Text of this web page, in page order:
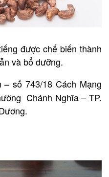
được chế biến thành
và bổ dưỡng.
số 743/18 Cách Mạng
Chánh Nghĩa – TP.